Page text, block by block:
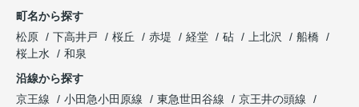
町名から探す
松原
下高井戸 桜丘 赤堤 経堂 砧 上北沢
船橋
桜上水
和泉
沿線から探す
京王線
小田急小田原線 東急世田谷線
京王井の頭線